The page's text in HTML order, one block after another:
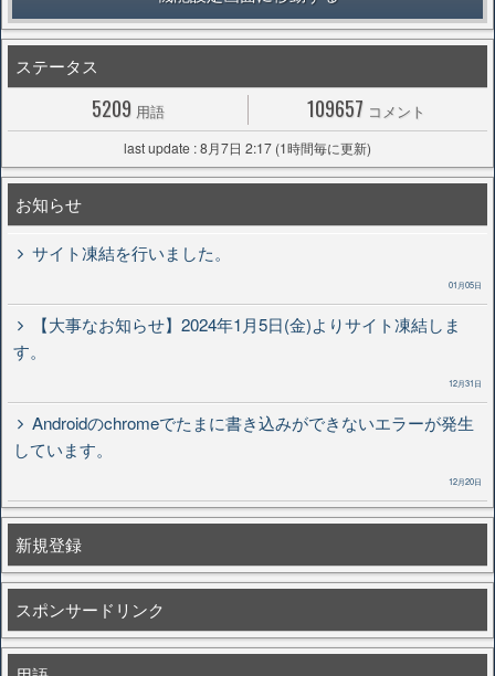
ステータス
5209 用語 109657 コメント
last update : 8月7日 2:17 (1時間毎に更新)
お知らせ
サイト凍結を行いました。
01月05日
【大事なお知らせ】2024年1月5日(金)よりサイト凍結しま
す。
12月31日
Androidのchromeでたまに書き込みができないエラーが発生
しています。
12月20日
新規登録
スポンサードリンク